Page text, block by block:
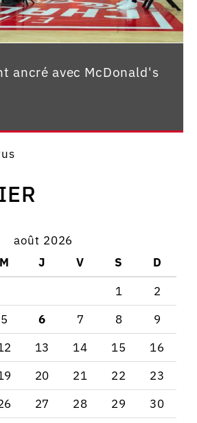
ancré avec McDonald's
août 2026
M J V S
D
1
2
5 6 7 8
9
13 14 15
16
20 21 22
23
27 28 29
30